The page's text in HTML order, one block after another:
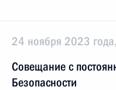
24 ноября 2023
Совещание с
Безопасности